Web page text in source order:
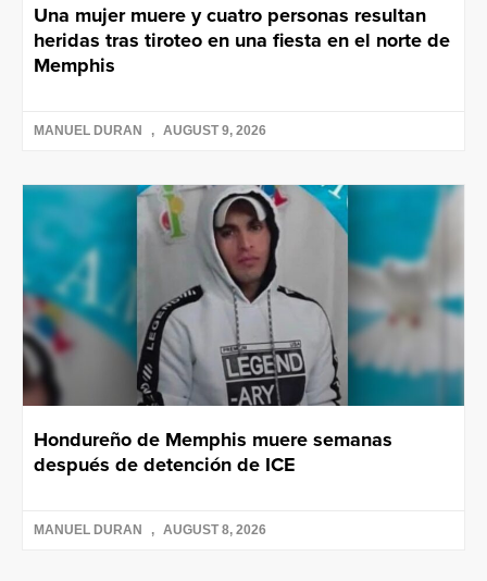
Una mujer muere y cuatro personas resultan
heridas tras tiroteo en una fiesta en el norte de
Memphis
MANUEL DURAN AUGUST 9, 2026
Hondureño de Memphis muere semanas
después de detención de ICE
MANUEL DURAN AUGUST 8, 2026